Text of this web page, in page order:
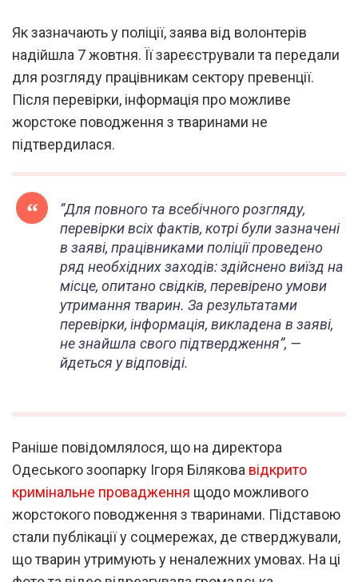
Як зазначають у поліції, заява від волонтерів
надійшла 7 жовтня. Її зареєстрували та передали
для розгляду працівникам сектору превенції.
Після перевірки, інформація про можливе
жорстоке поводження з тваринами не
підтвердилася.
“Для повного та всебічного розгляду,
перевірки всіх фактів, котрі були зазначені
в заяві, працівниками поліції проведено
ряд необхідних заходів: здійснено виїзд на
місце, опитано свідків, перевірено умови
утримання тварин. За результатами
перевірки, інформація, викладена в заяві,
не знайшла свого підтвердження”, —
йдеться у відповіді.
Раніше повідомлялося, що на директора
Одеського зоопарку Ігоря Білякова відкрито
кримінальне провадження щодо можливого
жорстокого поводження з тваринами. Підставою
стали публікації у соцмережах, де стверджували,
що тварин утримують у неналежних умовах. На ці